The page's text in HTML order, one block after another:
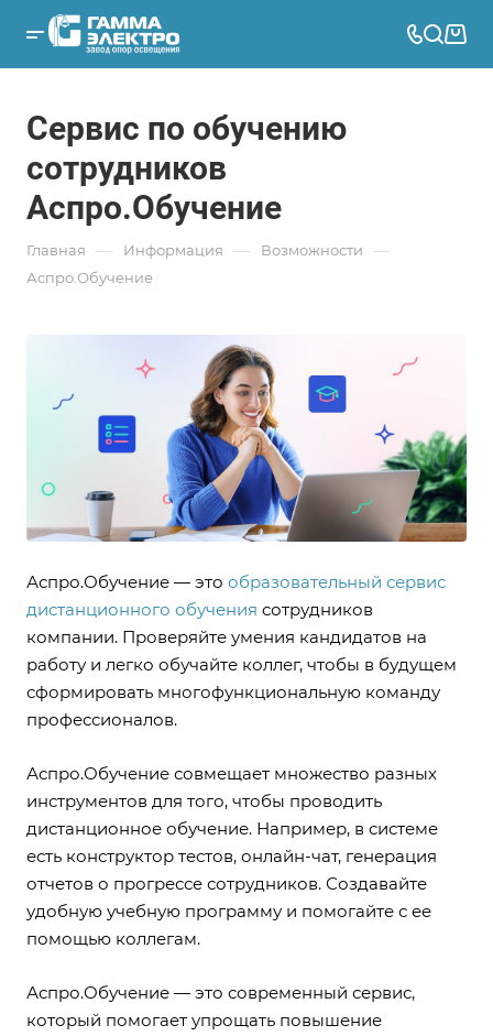
Сервис по обучению
сотрудников
Аспро.Обучение
Главная — Информация — Возможности —
Аспро.Обучение
Аспро.Обучение — это образовательный сервис
дистанционного обучения сотрудников
компании. Проверяйте умения кандидатов на
работу и легко обучайте коллег, чтобы в будущем
сформировать многофункциональную команду
профессионалов.
Аспро.Обучение совмещает множество разных
инструментов для того, чтобы проводить
дистанционное обучение. Например, в системе
есть конструктор тестов, онлайн-чат, генерация
отчетов о прогрессе сотрудников. Создавайте
удобную учебную программу и помогайте с ее
помощью коллегам.
Аспро.Обучение — это современный сервис,
который помогает упрощать повышение